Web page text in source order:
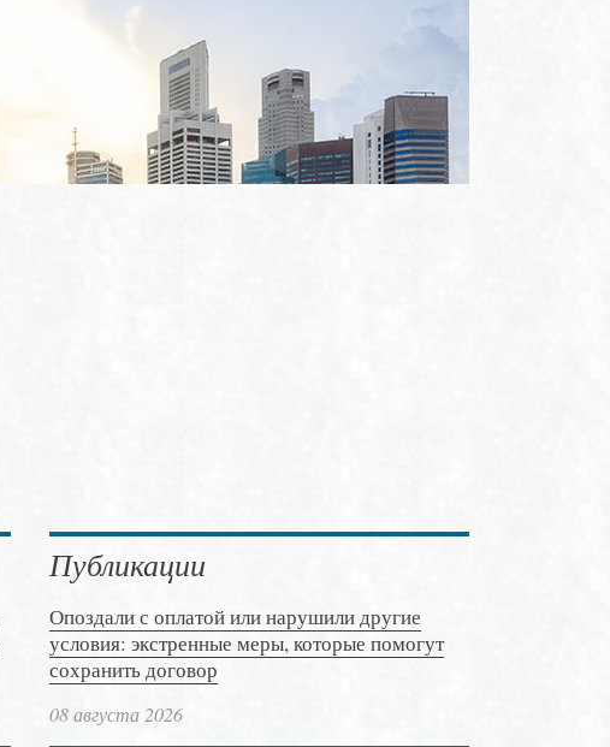
Публикации
Опоздали с оплатой или нарушили другие
условия: экстренные меры, которые помогут
сохранить договор
08 августа 2026